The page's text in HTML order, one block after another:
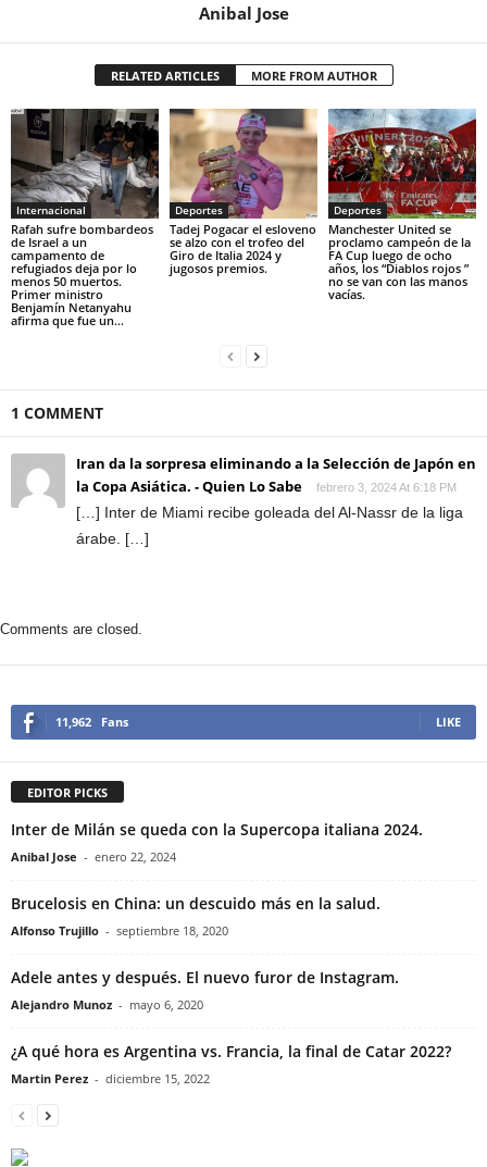
Anibal Jose
RELATED ARTICLES MORE FROM AUTHOR
Internacional
Rafah sufre bombardeos
de Israel a un
campamento de
refugiados deja por lo
menos 50 muertos.
Primer ministro
Benjamín Netanyahu
afirma que fue un...
Deportes
Tadej Pogacar el esloveno
se alzo con el trofeo del
Giro de Italia 2024 y
jugosos premios.
Deportes
Manchester United se
proclamo campeón de la
FA Cup luego de ocho
años, los “Diablos rojos ”
no se van con las manos
vacías.
1 COMMENT
Iran da la sorpresa eliminando a la Selección de Japón en
la Copa Asiática. - Quien Lo Sabe
febrero 3, 2024 At 6:18 PM
[…] Inter de Miami recibe goleada del Al-Nassr de la liga
árabe. […]
Comments are closed.
11,962 Fans LIKE
EDITOR PICKS
Inter de Milán se queda con la Supercopa italiana 2024.
Anibal Jose - enero 22, 2024
Brucelosis en China: un descuido más en la salud.
Alfonso Trujillo - septiembre 18, 2020
Adele antes y después. El nuevo furor de Instagram.
Alejandro Munoz - mayo 6, 2020
¿A qué hora es Argentina vs. Francia, la final de Catar 2022?
Martin Perez - diciembre 15, 2022